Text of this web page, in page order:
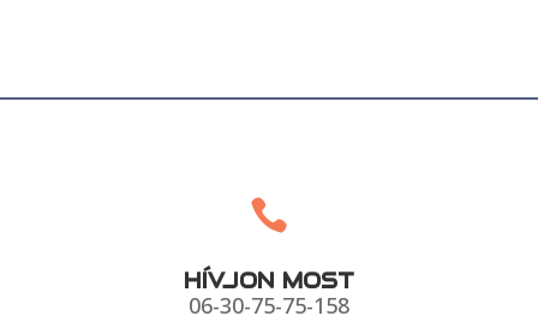

HÍVJON MOST
06-30-75-75-158